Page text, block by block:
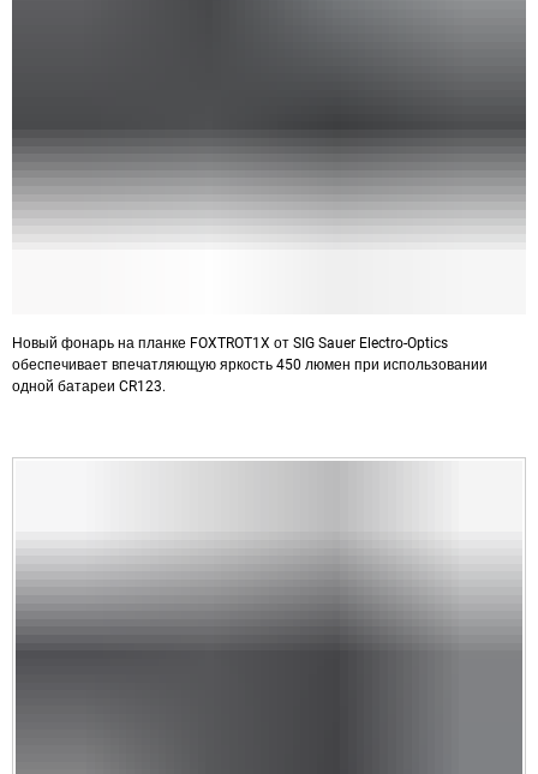
Новый фонарь на планке FOXTROT1X от SIG Sauer Electro-Optics
обеспечивает впечатляющую яркость 450 люмен при использовании
одной батареи CR123.